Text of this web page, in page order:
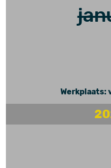
Werkplaats: